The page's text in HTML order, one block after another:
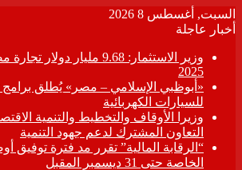
السبت, أغسطس 8 2026
أخبار عاجلة
وزير الاستثمار: 9.68 مليار
2025
«أبوظبي الإسلامي – مصر» يُطلق
للسيارات الكهربائية
وزيرا الأوقاف والتخطيط والتنمية
التعاون المشترك لدعم جهود التنمية
“الرقابة المالية” تقرر مد فترة توفيق
الخاصة حتى 31 ديسمبر المقبل